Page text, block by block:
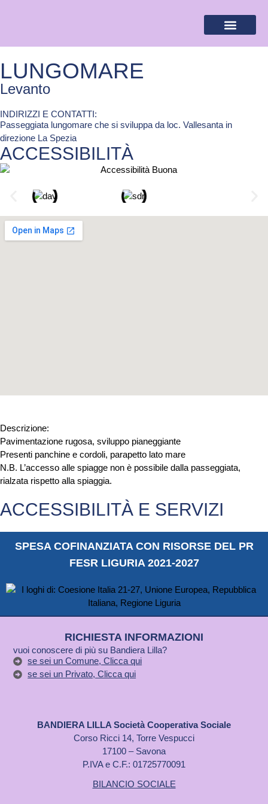
LUNGOMARE
Levanto
INDIRIZZI E CONTATTI:​
Passeggiata lungomare che si sviluppa da loc. Vallesanta in
direzione La Spezia
ACCESSIBILITÀ
Descrizione:
Pavimentazione rugosa, sviluppo pianeggiante
Presenti panchine e cordoli, parapetto lato mare
N.B. L’accesso alle spiagge non è possibile dalla passeggiata,
rialzata rispetto alla spiaggia.
ACCESSIBILITÀ E SERVIZI
SPESA COFINANZIATA CON RISORSE DEL PR
FESR LIGURIA 2021-2027
RICHIESTA INFORMAZIONI
vuoi conoscere di più su Bandiera Lilla?
se sei un Comune, Clicca qui
se sei un Privato, Clicca qui
BANDIERA LILLA Società Cooperativa Sociale
Corso Ricci 14, Torre Vespucci
17100 – Savona
P.IVA e C.F.: 01725770091
BILANCIO SOCIALE